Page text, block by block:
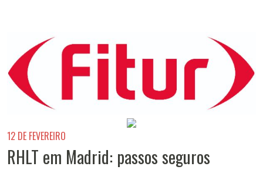
12 DE FEVEREIRO
RHLT em Madrid: passos seguros